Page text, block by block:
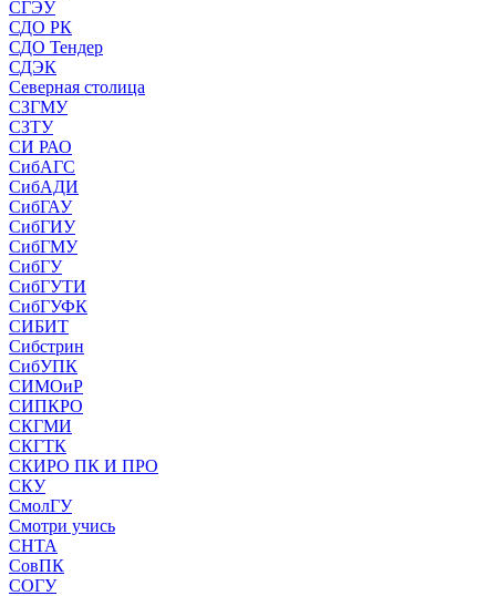
СГЭУ
СДО РК
СДО Тендер
СДЭК
Северная столица
СЗГМУ
СЗТУ
СИ РАО
СибАГС
СибАДИ
СибГАУ
СибГИУ
СибГМУ
СибГУ
СибГУТИ
СибГУФК
СИБИТ
Сибстрин
СибУПК
СИМОиР
СИПКРО
СКГМИ
СКГТК
СКИРО ПК И ПРО
СКУ
СмолГУ
Смотри учись
СНТА
СовПК
СОГУ